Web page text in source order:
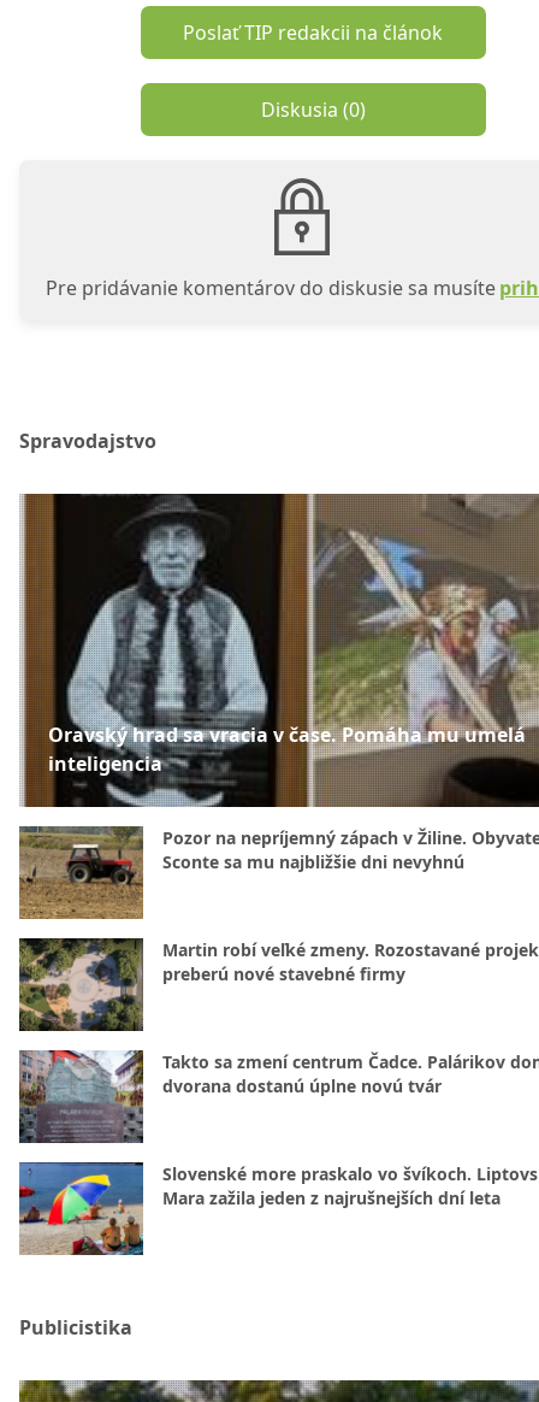
Poslať TIP redakcii na článok
Diskusia (0)
Pre pridávanie komentárov do diskusie sa musíte
Spravodajstvo
Oravský hrad sa vracia v čase. Pomáha mu umelá
inteligencia
Pozor na nepríjemný zápach v Žiline.
Sconte sa mu najbližšie dni nevyhnú
Martin robí veľké zmeny. Rozostavané
preberú nové stavebné firmy
Takto sa zmení centrum Čadce. Palárikov
dvorana dostanú úplne novú tvár
Slovenské more praskalo vo švíkoch.
Mara zažila jeden z najrušnejších dní leta
Publicistika